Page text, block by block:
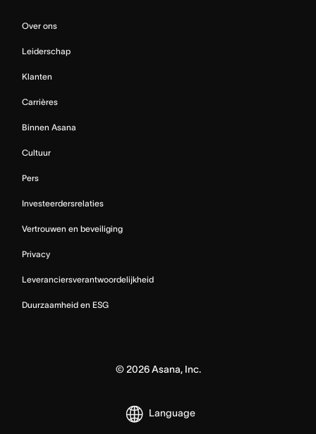
Over ons
Leiderschap
Klanten
Carrières
Binnen Asana
Cultuur
Pers
Investeerdersrelaties
Vertrouwen en beveiliging
Privacy
Leveranciersverantwoordelijkheid
Duurzaamheid en ESG
© 2026Asana, Inc.
Language